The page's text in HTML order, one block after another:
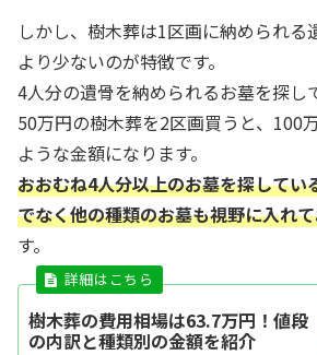
しかし、樹木葬は1区画に納められる
より少ないのが特徴です。
4人分の遺骨を納められるお墓を探し
50万円の樹木葬を2区画買うと、100
ような金額になります。
おおむね4人分以上のお墓を探してい
でなく他の種類のお墓も視野に入れ
す。
樹木葬の費用相場は63.7万円！値段
の内訳と種類別の金額を紹介